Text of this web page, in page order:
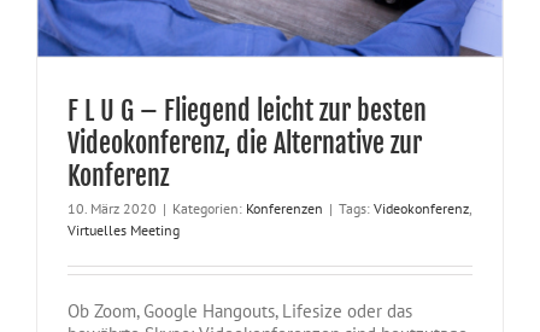
F L U G – Fliegend leicht zur besten
Videokonferenz, die Alternative zur
Konferenz
10. März 2020 | Kategorien: Konferenzen | Tags: Videokonferenz,
Virtuelles Meeting
Ob Zoom, Google Hangouts, Lifesize oder das